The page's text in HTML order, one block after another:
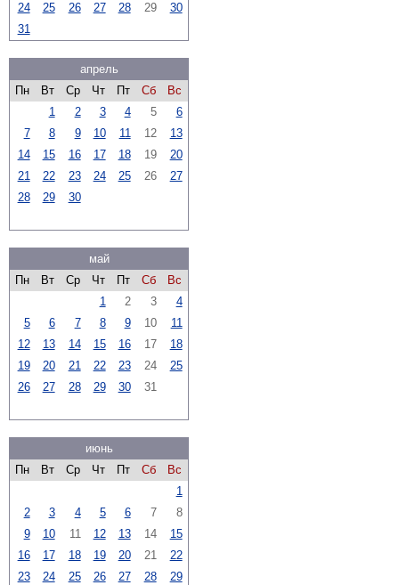
24
25 26 27 28 29
30
31
апрель
Пн
Вт Ср Чт Пт Сб
Вс
1
2 3 4 5
6
7
8 9 10 11 12
13
14
15 16 17 18 19
20
21
22 23 24 25 26
27
28
29 30
май
Пн
Вт Ср Чт Пт Сб
Вс
1
2 3
4
5
6 7 8 9 10
11
12
13 14 15 16 17
18
19
20 21 22 23 24
25
26
27 28 29 30 31
июнь
Пн
Вт Ср Чт Пт Сб
Вс
1
2
3 4 5 6 7
8
9
10 11 12 13 14
15
16
17 18 19 20 21
22
23
24 25 26 27 28
29